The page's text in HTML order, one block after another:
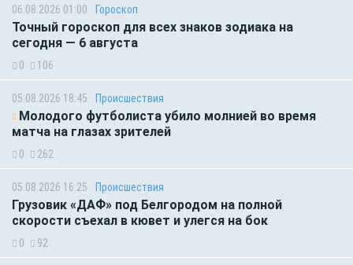
06.08.2026 01:00 Гороскоп
Точный гороскоп для всех знаков зодиака на
сегодня — 6 августа
0 106
05.08.2026 18:45 Происшествия
Молодого футболиста убило молнией во время
матча на глазах зрителей
0 262
05.08.2026 16:25 Происшествия
Грузовик «ДАФ» под Белгородом на полной
скорости съехал в кювет и улегся на бок
0 92